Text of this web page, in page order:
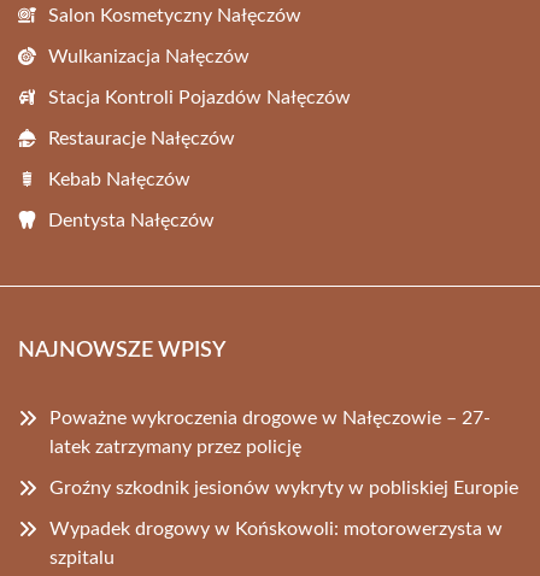
Salon Kosmetyczny Nałęczów
Wulkanizacja Nałęczów
Stacja Kontroli Pojazdów Nałęczów
Restauracje Nałęczów
Kebab Nałęczów
Dentysta Nałęczów
NAJNOWSZE WPISY
Poważne wykroczenia drogowe w Nałęczowie – 27-
latek zatrzymany przez policję
Groźny szkodnik jesionów wykryty w pobliskiej Europie
Wypadek drogowy w Końskowoli: motorowerzysta w
szpitalu